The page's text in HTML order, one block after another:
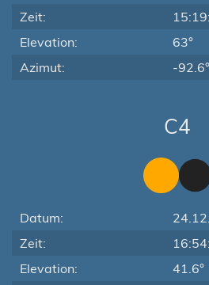
Zeit:
Elevation:
63°
Azimut:
-92.6°
C4
Datum:
Zeit:
Elevation:
41.6°